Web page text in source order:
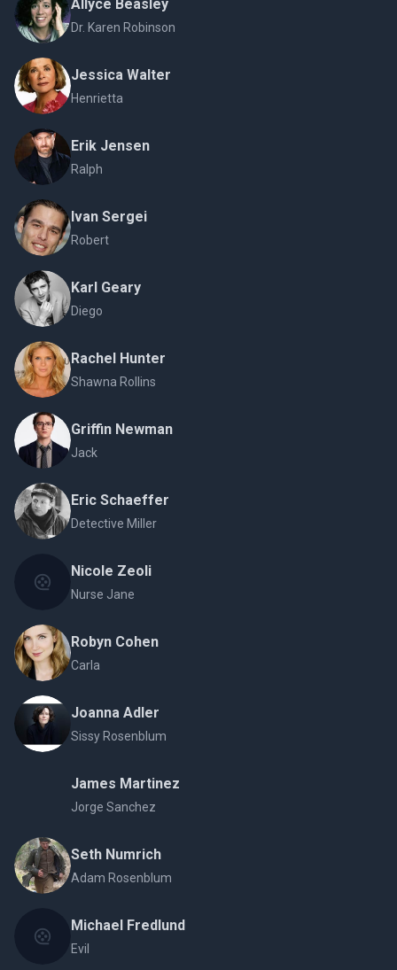
Allyce Beasley
Dr. Karen Robinson
Jessica Walter
Henrietta
Erik Jensen
Ralph
Ivan Sergei
Robert
Karl Geary
Diego
Rachel Hunter
Shawna Rollins
Griffin Newman
Jack
Eric Schaeffer
Detective Miller
Nicole Zeoli
Nurse Jane
Robyn Cohen
Carla
Joanna Adler
Sissy Rosenblum
James Martinez
Jorge Sanchez
Seth Numrich
Adam Rosenblum
Michael Fredlund
Evil